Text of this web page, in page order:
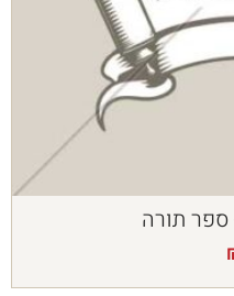
ספר תורה